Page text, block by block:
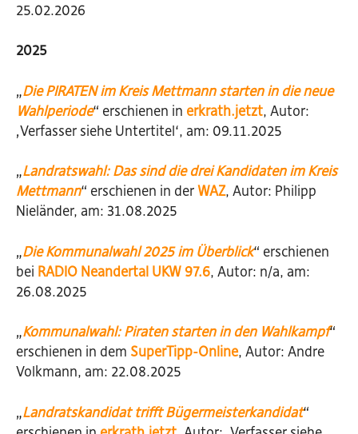
25.02.2026
2025
„Die PIRATEN im Kreis Mettmann starten in die neue
Wahlperiode“ erschienen in erkrath.jetzt, Autor:
‚Verfasser siehe Untertitel‘, am: 09.11.2025
„Landratswahl: Das sind die drei Kandidaten im Kreis
Mettmann“ erschienen in derWAZ, Autor: Philipp
Nieländer, am: 31.08.2025
„Die Kommunalwahl 2025 im Überblick“ erschienen
bei RADIO Neandertal UKW 97.6, Autor: n/a, am:
26.08.2025
„Kommunalwahl: Piraten starten in den Wahlkampf“
erschienen in dem SuperTipp-Online, Autor: Andre
Volkmann, am: 22.08.2025
„Landratskandidat trifft Bügermeisterkandidat“